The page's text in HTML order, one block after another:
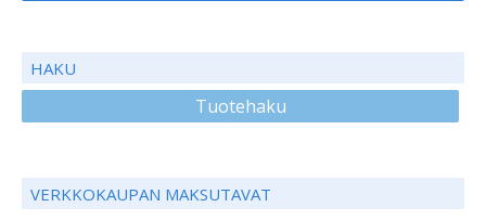
HAKU
Tuotehaku
VERKKOKAUPAN MAKSUTAVAT